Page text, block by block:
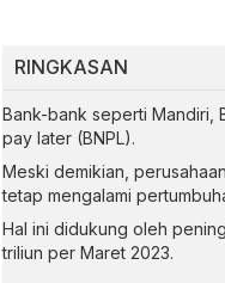
RINGKASAN
Bank-bank seperti Mandiri,
pay later (BNPL).
Meski demikian,
tetap mengalami
Hal ini didukung oleh
triliun per Maret 2023.